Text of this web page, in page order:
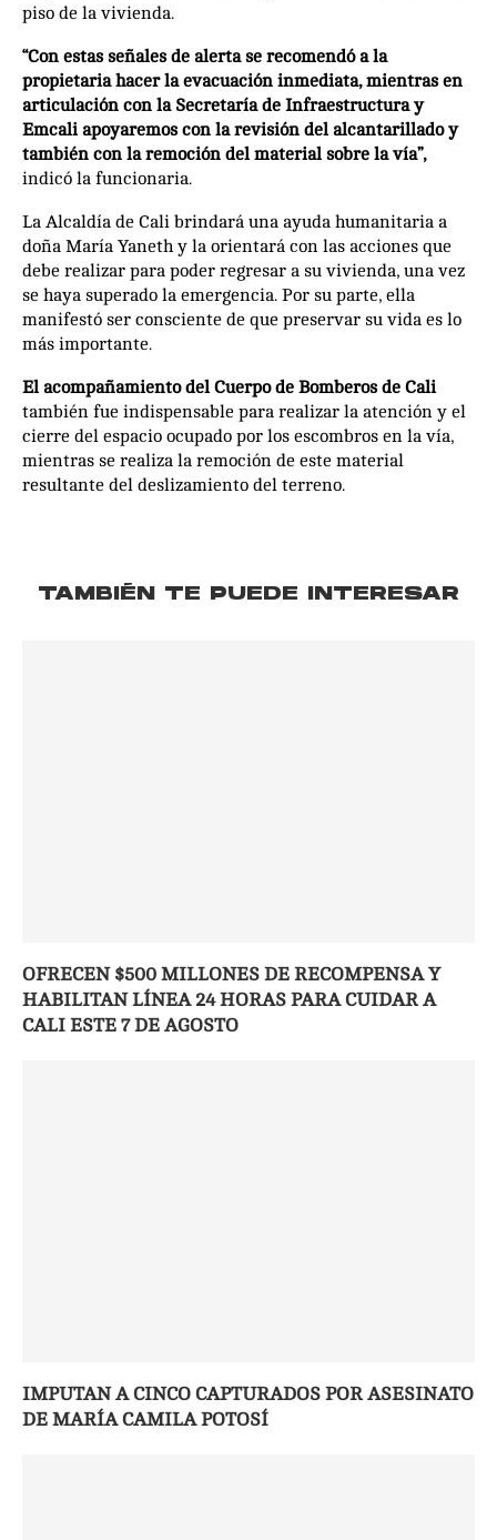
piso de la vivienda.
“Con estas señales de alerta se recomendó a la
propietaria hacer la evacuación inmediata, mientras en
articulación con la Secretaría de Infraestructura y
Emcali apoyaremos con la revisión del alcantarillado y
también con la remoción del material sobre la vía”,
indicó la funcionaria.
La Alcaldía de Cali brindará una ayuda humanitaria a
doña María Yaneth y la orientará con las acciones que
debe realizar para poder regresar a su vivienda, una vez
se haya superado la emergencia. Por su parte, ella
manifestó ser consciente de que preservar su vida es lo
más importante.
El acompañamiento del Cuerpo de Bomberos de Cali
también fue indispensable para realizar la atención y el
cierre del espacio ocupado por los escombros en la vía,
mientras se realiza la remoción de este material
resultante del deslizamiento del terreno.
TAMBIÉN TE PUEDE INTERESAR
OFRECEN $500 MILLONES DE RECOMPENSA Y
HABILITAN LÍNEA 24 HORAS PARA CUIDAR A
CALI ESTE 7 DE AGOSTO
IMPUTAN A CINCO CAPTURADOS POR ASESINATO
DE MARÍA CAMILA POTOSÍ